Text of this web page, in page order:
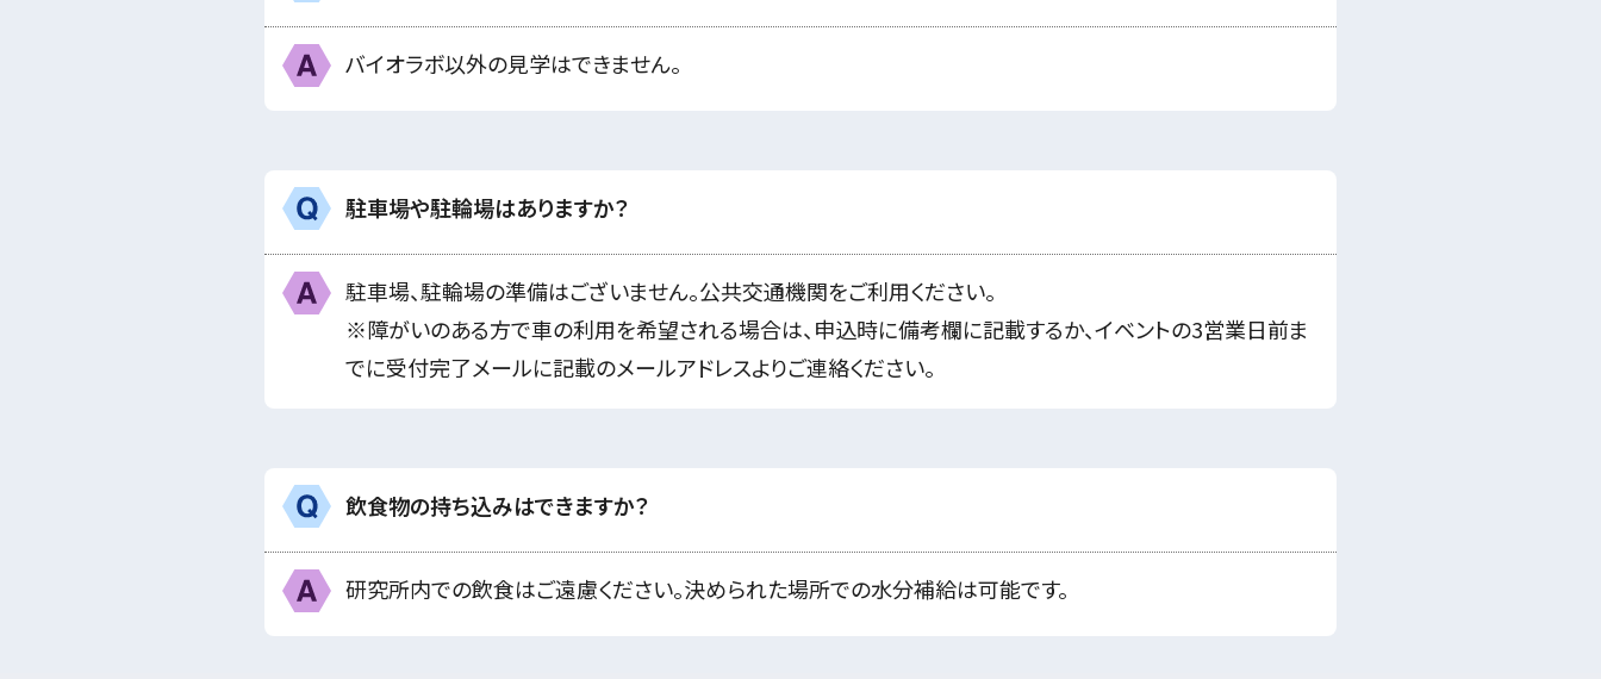
A バイオラボ以外の見学はできません。
Q 駐車場や駐輪場はありますか？
A
駐車場、駐輪場の準備はございません。公共交通機関をご利用ください。
※障がいのある方で車の利用を希望される場合は、申込時に備考欄に記載するか、イベントの3営業日前ま
でに受付完了メールに記載のメールアドレスよりご連絡ください。
Q 飲食物の持ち込みはできますか？
A 研究所内での飲食はご遠慮ください。決められた場所での水分補給は可能です。